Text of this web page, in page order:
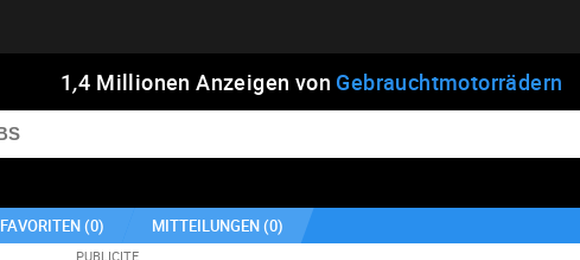
1,4 Millionen Anzeigen von Gebrauchtmotorrädern
FAVORITEN (0) MITTEILUNGEN (0)